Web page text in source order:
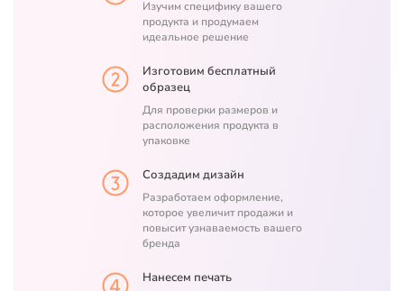
Изучим специфику вашего
продукта и продумаем
идеальное решение
Изготовим бесплатный
образец
Для проверки размеров и
расположения продукта в
упаковке
Создадим дизайн
Разработаем оформление,
которое увеличит продажи и
повысит узнаваемость вашего
бренда
Нанесем печать